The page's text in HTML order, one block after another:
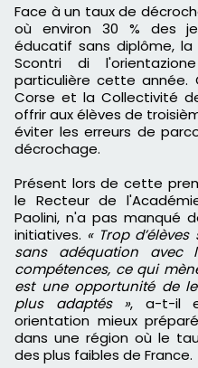
Face à un taux de décrochage scolaire élevé en Corse,
où environ 30 % des
éducatif sans diplôme,
Scontri di
particulière cette année.
Corse et la Collectivité
offrir aux élèves de
éviter les erreurs de
décrochage.
Présent lors de cette
le Recteur de
Paolini, n'a pas manqué
initiatives. « Trop
sans adéquation avec
compétences, ce qui
est une opportunité de
plus adaptés », a-t-il
orientation mieux
dans une région où le
des plus faibles de France.